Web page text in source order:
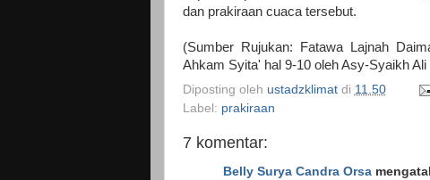
dan prakiraan cuaca tersebut.
(Sumber Rujukan: Fatawa Lajnah
Ahkam Syita' hal 9-10 oleh Asy-Syaikh
Diposting oleh ustadzklimat di 11.50
Label: prakiraan
7 komentar:
Belly Surya Candra Orsa